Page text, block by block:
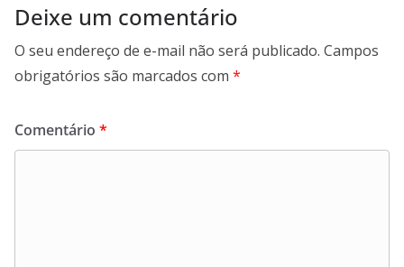
Deixe um comentário
O seu endereço de e-mail não será publicado. Campos
obrigatórios são marcados com *
Comentário *